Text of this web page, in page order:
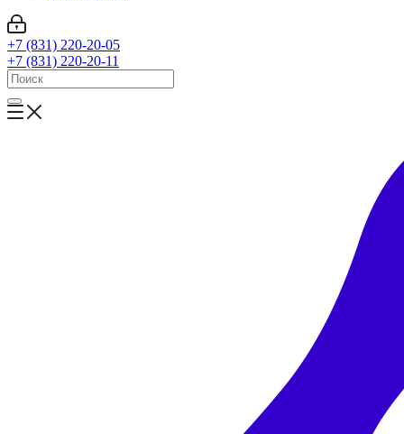
+7 (831) 220-20-05
+7 (831) 220-20-11